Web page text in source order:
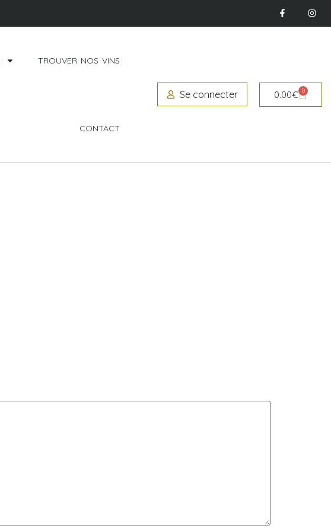
TROUVER NOS VINS
CONTACT
Se connecter 0.00€ 0